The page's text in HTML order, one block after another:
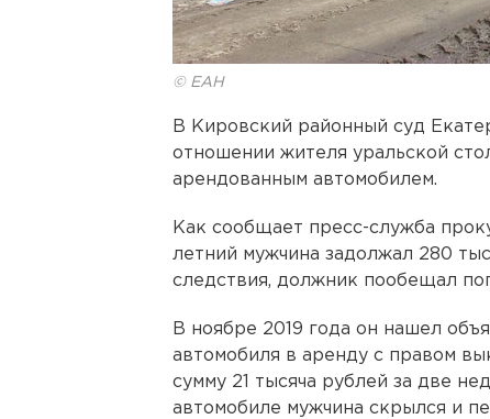
© ЕАН
В Кировский районный суд
отношении жителя уральской
арендованным автомобилем.
Как сообщает пресс-служба
летний мужчина задолжал 280
следствия, должник пообещал
В ноябре 2019 года он нашел
автомобиля в аренду с правом
сумму 21 тысяча рублей за две
автомобиле мужчина скрылся и